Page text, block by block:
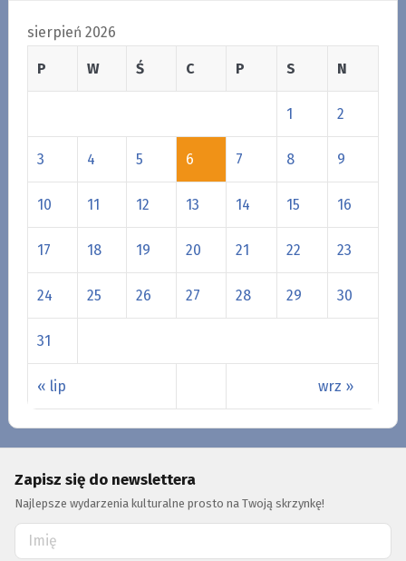
sierpień 2026
P W Ś C P S N
« lip wrz »
1 2
3 4 5 6 7 8 9
10 11 12 13 14 15 16
17 18 19 20 21 22 23
24 25 26 27 28 29 30
31
Zapisz się do newslettera
Najlepsze wydarzenia kulturalne prosto na Twoją skrzynkę!